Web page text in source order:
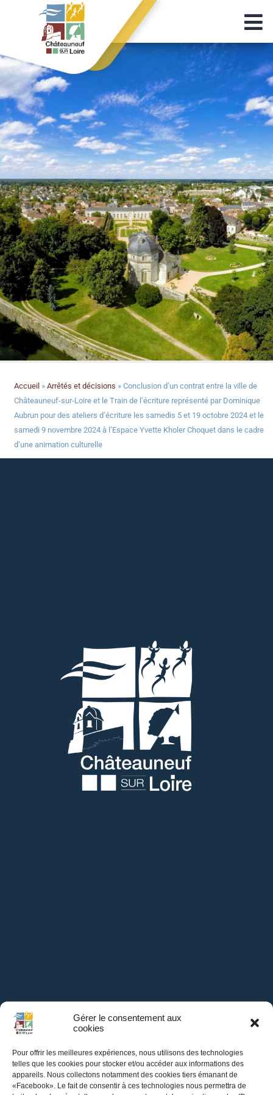
Gérer le consentement aux
cookies
Pour offrir les meilleures expériences, nous utilisons des technologies
telles que les cookies pour stocker et/ou accéder aux informations des
appareils. Nous collectons notamment des cookies tiers émanant de
«Facebook». Le fait de consentir à ces technologies nous permettra de
Accueil » Arrêtés et décisions » Conclusion d’un contrat entre la ville de
Châteauneuf-sur-Loire et le Train de l’écriture représenté par Dominique
Aubrun pour des ateliers d’écriture les samedis 5 et 19 octobre 2024 et le
samedi 9 novembre 2024 à l’Espace Yvette Kholer Choquet dans le cadre
d’une animation culturelle